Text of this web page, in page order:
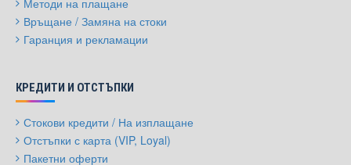
Методи на плащане
Връщане / Замяна на стоки
Гаранция и рекламации
КРЕДИТИ И ОТСТЪПКИ
Стокови кредити / На изплащане
Отстъпки с карта (VIP, Loyal)
Пакетни оферти